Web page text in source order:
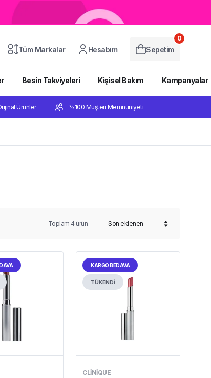
Tüm Markalar Hesabım Sepetim
0
Besin Takviyeleri Kişisel Bakım Kampanyalar
Ürünler %100 Müşteri Memnuniyeti
Toplam 4 ürün
KARGO BEDAVA
TÜKENDİ
CLINIQUE